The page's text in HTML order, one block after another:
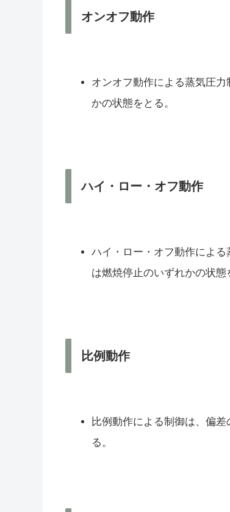
オンオフ動作
オンオフ動作による蒸気圧
かの状態をとる。
ハイ・ロー・オフ動作
ハイ・ロー・オフ動作によ
は燃焼停止のいずれかの状態
比例動作
比例動作による制御は、偏
る。